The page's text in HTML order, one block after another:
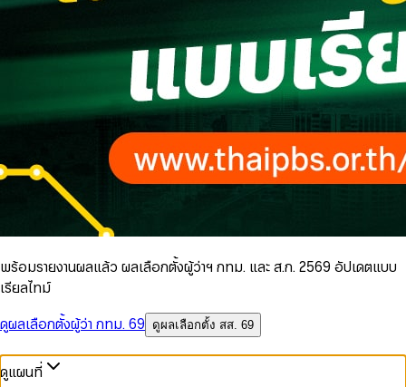
พร้อมรายงานผลแล้ว ผลเลือกตั้งผู้ว่าฯ กทม. และ ส.ก. 2569 อัปเดตแบบ
เรียลไทม์
ดูผลเลือกตั้งผู้ว่า กทม. 69
ดูผลเลือกตั้ง สส. 69
ดูแผนที่